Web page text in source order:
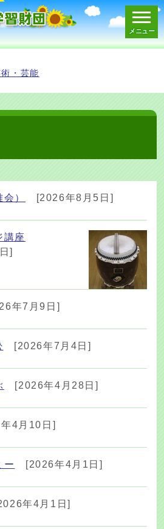
メニュー
・芸能
） [2026年8月5日]
講座
]
年7月9日]
[2026年7月4日]
[2026年4月28日]
4月10日]
ー [2026年4月1日]
年4月1日]